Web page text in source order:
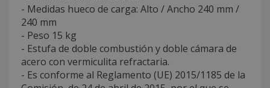
- Medidas hueco de carga: Alto / Ancho 240 mm /
240 mm
- Peso 15 kg
- Estufa de doble combustión y doble cámara de
acero con vermiculita refractaria.
- Es conforme al Reglamento (UE) 2015/1185 de la